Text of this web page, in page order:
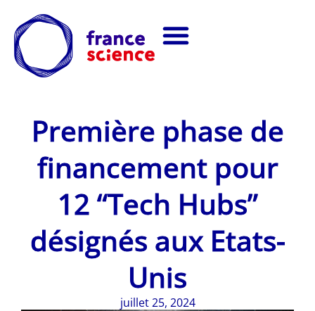
Première phase de
financement pour
12 “Tech Hubs”
désignés aux Etats-
Unis
juillet 25, 2024